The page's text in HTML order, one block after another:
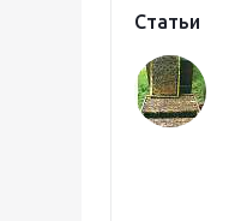
Статьи